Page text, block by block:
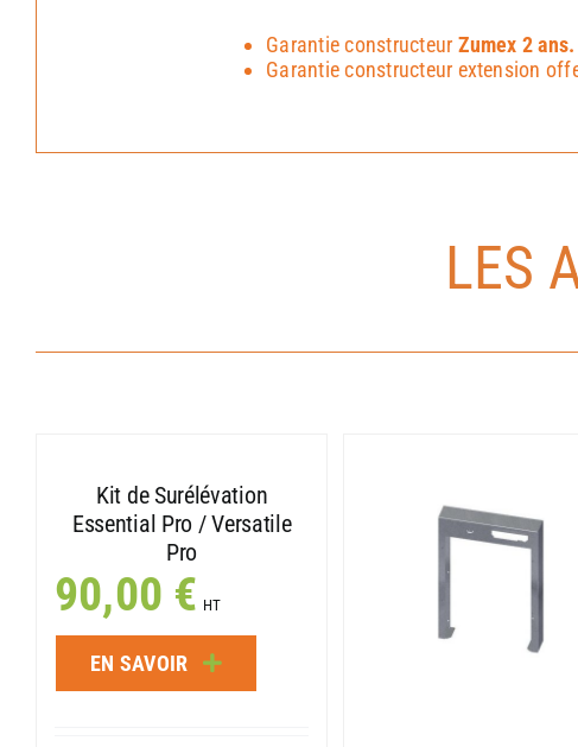
Garantie constructeur Zumex 2 ans.
Garantie constructeur extension
LES
Kit de Surélévation
Essential Pro / Versatile
Pro
90,00 € HT
EN SAVOIR